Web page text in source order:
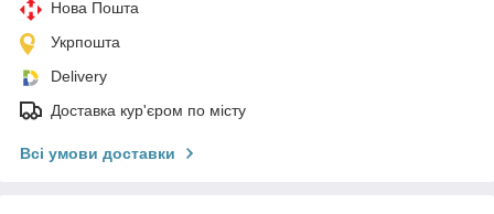
Нова Пошта
Укрпошта
Delivery
Доставка кур'єром по місту
Всі умови доставки